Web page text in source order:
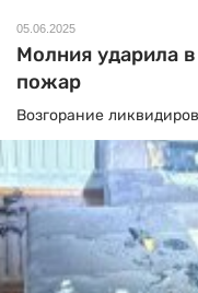
05.06.2025
Молния ударила
пожар
Возгорание